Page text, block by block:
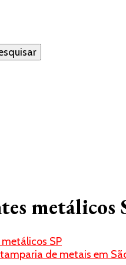
metálicos
SP